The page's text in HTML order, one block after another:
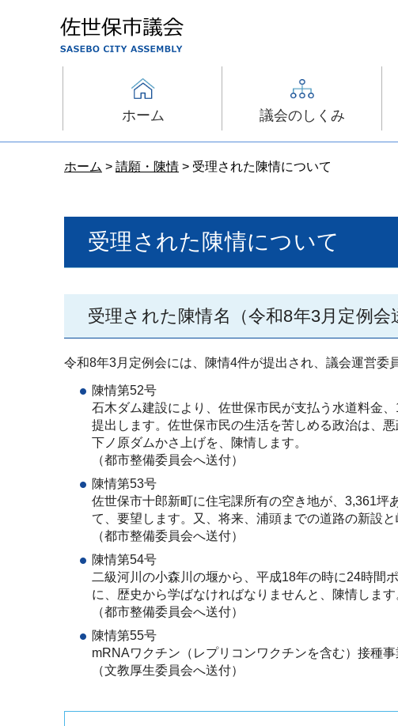
佐世保市議会
ホーム 議会のしくみ
ホーム > 請願・陳情 > 受理された陳情について
受理された陳情について
受理された陳情名（令和8年3月定例会
令和8年3月定例会には、陳情4件が提出され、議会運営委
陳情第52号
石木ダム建設により、佐世保市民が支払う水道料金
提出します。佐世保市民の生活を苦しめる政治は、
下ノ原ダムかさ上げを、陳情します。
（都市整備委員会へ送付）
陳情第53号
佐世保市十郎新町に住宅課所有の空き地が、3,361坪
て、要望します。又、将来、浦頭までの道路の新設
（都市整備委員会へ送付）
陳情第54号
二級河川の小森川の堰から、平成18年の時に24時間
に、歴史から学ばなければなりませんと、陳情します
（都市整備委員会へ送付）
陳情第55号
mRNAワクチン（レプリコンワクチンを含む）接種
（文教厚生委員会へ送付）